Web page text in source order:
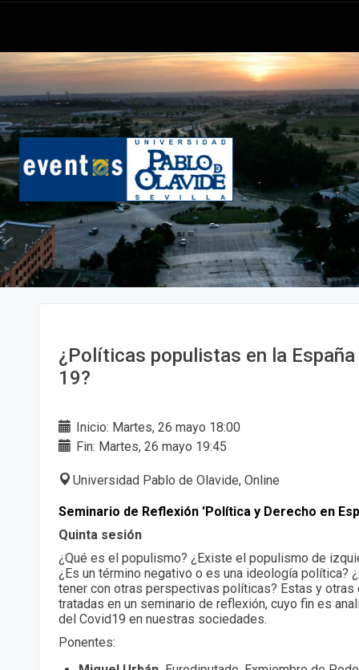
¿Políticas populistas en la
19?
Inicio: Martes, 26 mayo 18:00
Fin: Martes, 26 mayo 19:45
Universidad Pablo de Olavide, Online
Seminario de Reflexión 'Política y Derecho en
Quinta sesión
¿Qué es el populismo? ¿Existe el populismo de
¿Es un término negativo o es una ideología política?
tener con otras perspectivas políticas? Estas y otras
tratadas en un seminario de reflexión, cuyo fin es
del Covid19 en nuestras sociedades.
Ponentes: